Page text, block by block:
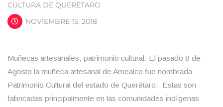
CULTURA DE QUERÉTARO
NOVIEMBRE 15, 2018
Muñecas artesanales, patrimonio cultural. El pasado 8 de
Agosto la muñeca artesanal de Amealco fue nombrada
Patrimonio Cultural del estado de Querétaro. Estas son
fabricadas principalmente en las comunidades indígenas